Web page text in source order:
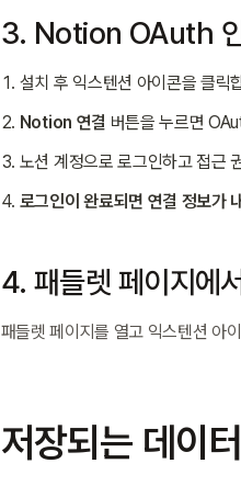
3. Notion OAuth
설치 후 익스텐션 아이콘을 클릭
Notion 연결 버튼을 누르면
노션 계정으로 로그인하고 접근
로그인이 완료되면 연결 정보가
4. 패들렛 페이지에
패들렛 페이지를 열고 익스텐션 아
저장되는 데이